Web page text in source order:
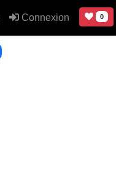
Connexion 0